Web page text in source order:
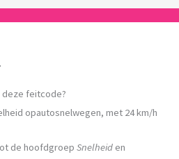
deze feitcode?
opautosnelwegen, met 24 km/h
de hoofdgroepSnelheid en